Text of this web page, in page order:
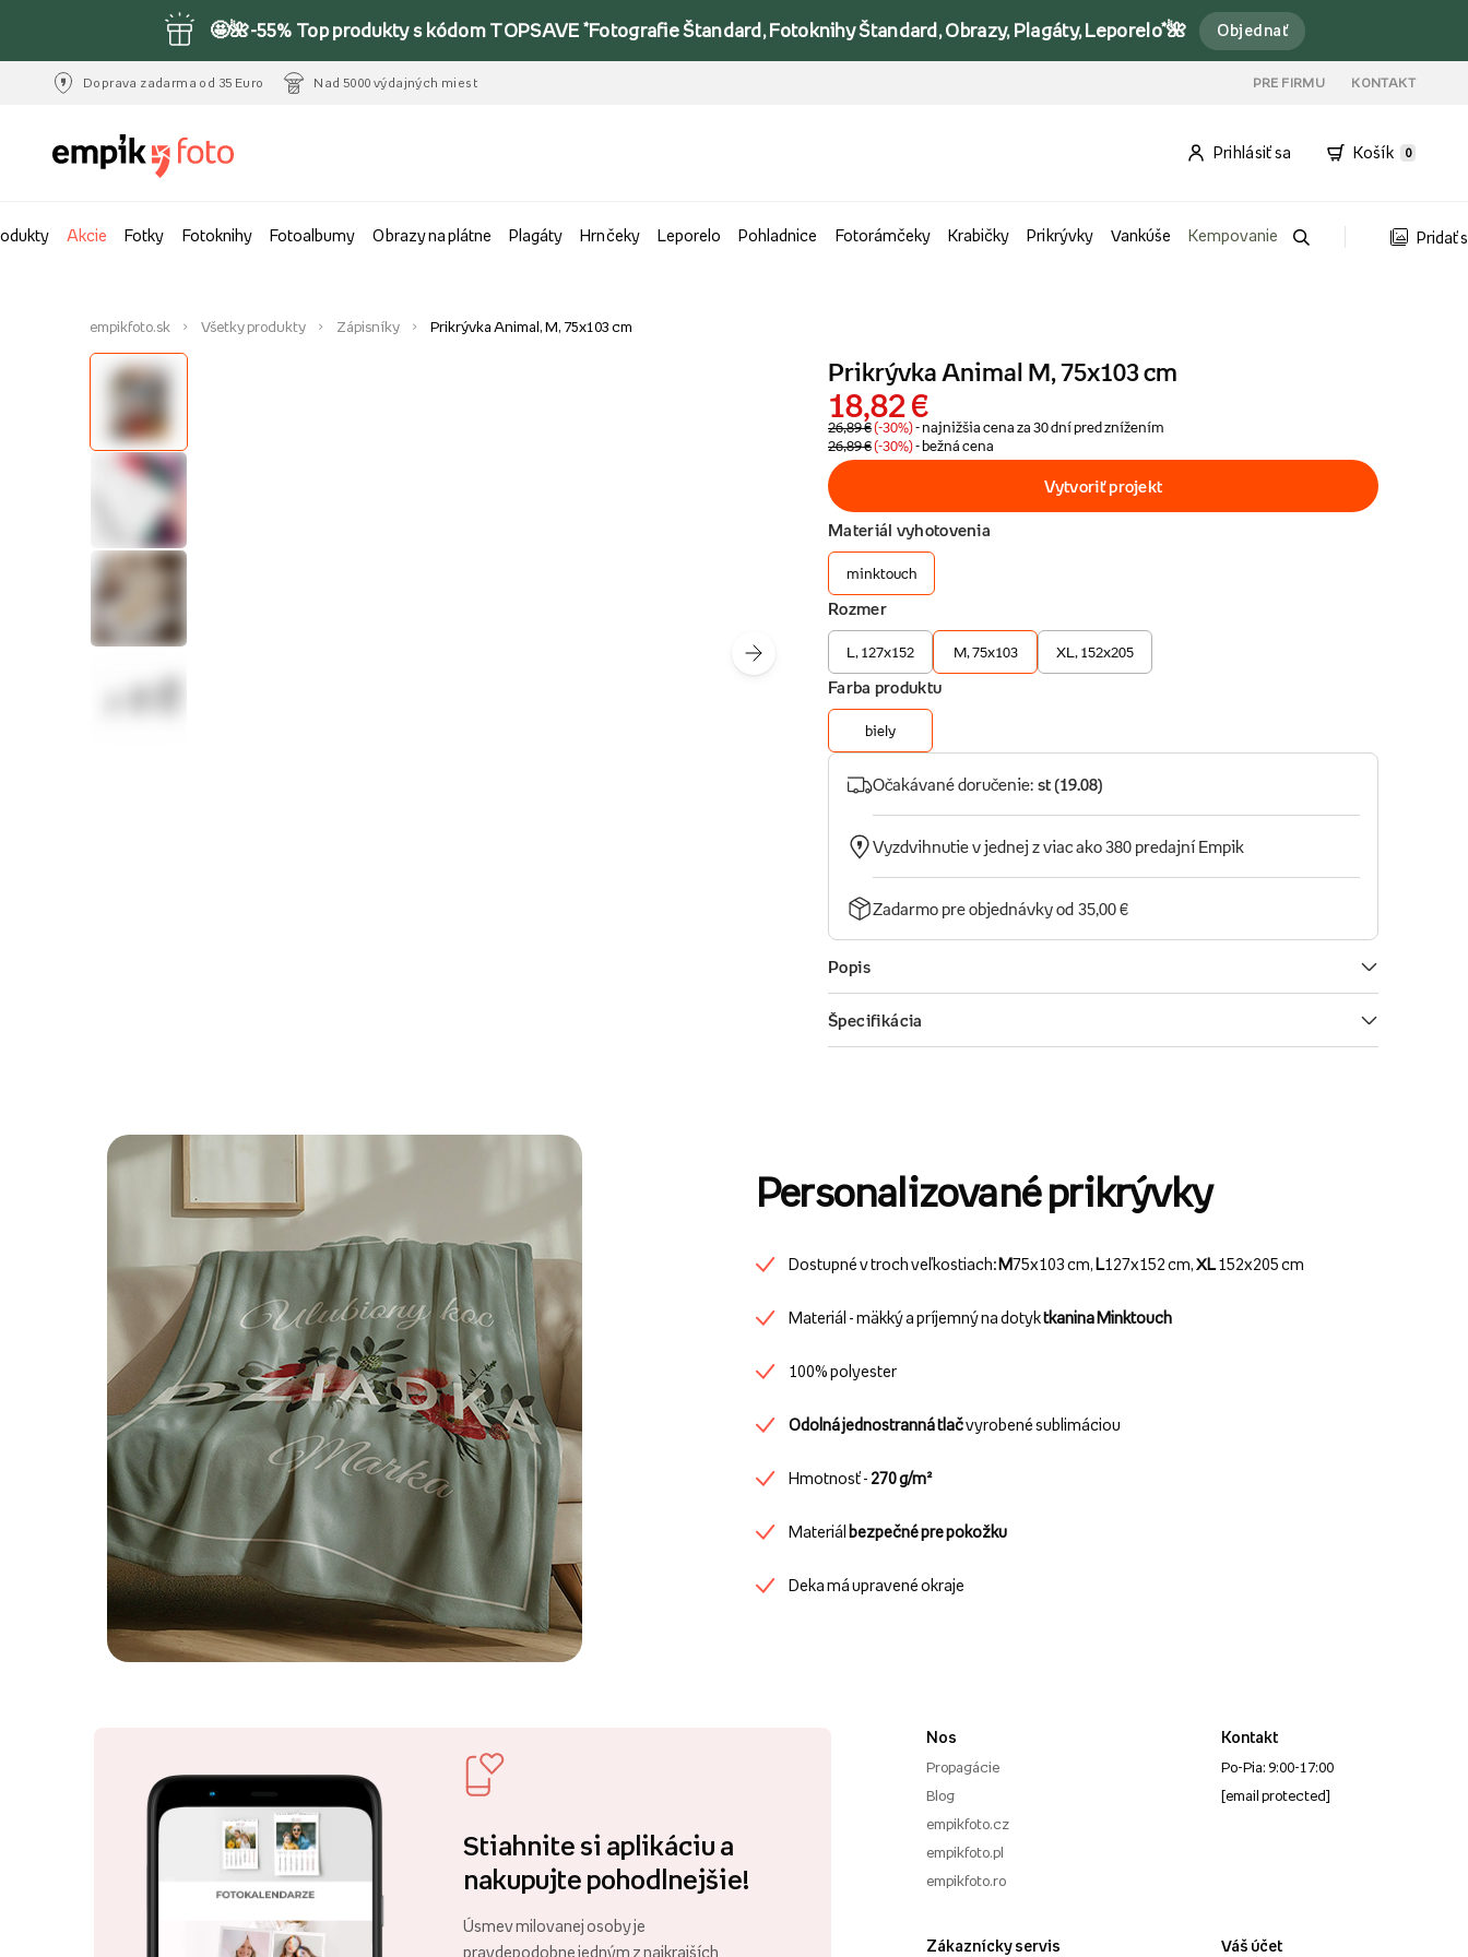
🤩🌺-55% Top produkty s kódom TOPSAVE *Fotografie Štandard, Fotoknihy Štandard, Obrazy, Plagáty, Leporelo*🌺 Objednať
Doprava zadarma od 35 Euro Nad 5000 výdajných miest PRE FIRMU KONTAKT
Prihlásiť sa Košík 0
Akcie Fotky Fotoknihy Fotoalbumy Obrazy na plátne Plagáty Hrnčeky Leporelo Pohladnice Fotorámčeky Krabičky Prikrývky Vankúše Kempovanie Pridať
empikfoto.sk Všetky produkty Zápisníky Prikrývka Animal, M, 75x103 cm
Personalizované prikrývky
Dostupné v troch veľkostiach: M75x103 cm, L127x152 cm, XL152x205 cm
Materiál - mäkký a príjemný na dotyktkanina Minktouch
100% polyester
Odolná jednostranná tlačvyrobené sublimáciou
Hmotnosť - 270 g/m²
Materiál bezpečné pre pokožku
Deka má upravené okraje
Stiahnite si aplikáciu a
nakupujte pohodlnejšie!
Úsmev milovanej osoby je
pravdepodobne jedným z najkrajších
Nos
Propagácie
Blog
empikfoto.cz
empikfoto.pl
empikfoto.ro
Zákaznícky servis
Kontakt
Po-Pia: 9:00-17:00
[email protected]
Váš účet